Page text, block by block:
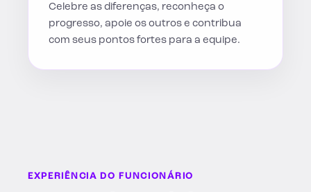
Celebre as diferenças, reconheça o
progresso, apoie os outros e contribua
com seus pontos fortes para a equipe.
EXPERIÊNCIA DO FUNCIONÁRIO